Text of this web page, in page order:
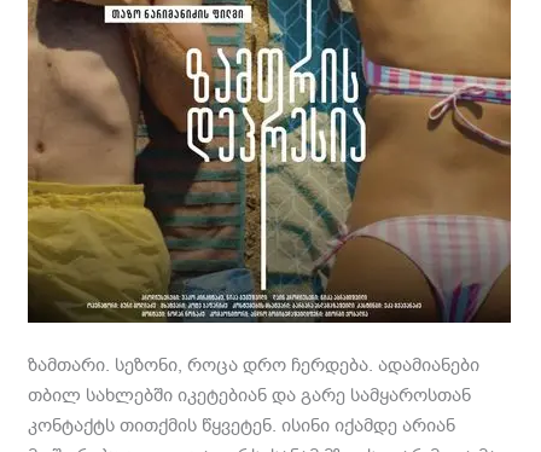
ზამთარი. სეზონი, როცა დრო ჩერდება. ადამიანები
თბილ სახლებში იკეტებიან და გარე სამყაროსთან
კონტაქტს თითქმის წყვეტენ. ისინი იქამდე არიან